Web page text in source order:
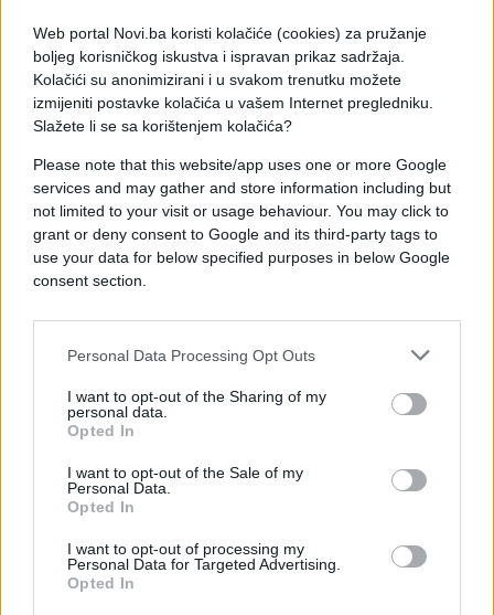
Web portal Novi.ba koristi kolačiće (cookies) za pružanje
boljeg korisničkog iskustva i ispravan prikaz sadržaja.
Kolačići su anonimizirani i u svakom trenutku možete
izmijeniti postavke kolačića u vašem Internet pregledniku.
Slažete li se sa korištenjem kolačića?
Please note that this website/app uses one or more Google
services and may gather and store information including but
not limited to your visit or usage behaviour. You may click to
grant or deny consent to Google and its third-party tags to
use your data for below specified purposes in below Google
consent section.
Personal Data Processing Opt Outs
I want to opt-out of the Sharing of my
personal data.
Opted In
I want to opt-out of the Sale of my
Personal Data.
Opted In
I want to opt-out of processing my
Personal Data for Targeted Advertising.
Opted In
Kako navodi CNN, ruske jedinice sada češće
pokušavaju kratke infiltracije na ukrajinske položaje
kako bi stvorile dojam stalnog napredovanja, ali bez
mogućnosti dugotrajnog zadržavanja osvojenih
područja. Posebno je zanimljiva situacija oko
Pokrovska, nekada ključnog saobraćajnog čvorišta
u istočnoj Ukrajini. Iako je Rusija nakon dugotrajnih
borbi uspjela zauzeti grad, njene snage ondje su se
potom zaustavile i nisu uspjele nastaviti značajnije
napredovanje.
ciljaju naftnu i plinsku infrastrukturu, vojne objekte
i logističke centre, čime Kijev pokušava smanjiti
ruske prihode od energenata i prenijeti dio ratnog
pritiska na rusko stanovništvo. Ukrajinski vojnik
Dmitro, operater dronova u 79. brigadi, opisao je
svakodnevicu na fronti kao “emocionalni
postrojenja, ruski građani počinju osjećati da rat
postoji. A onda istog dana slijede strašni ruski